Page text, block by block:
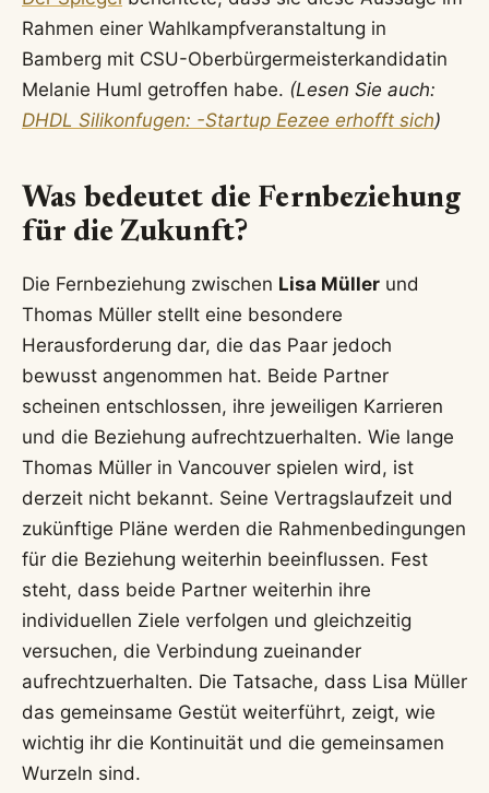
Rahmen einer Wahlkampfveranstaltung in
Bamberg mit CSU-Oberbürgermeisterkandidatin
Melanie Huml getroffen habe. (Lesen Sie auch:
DHDL Silikonfugen: -Startup Eezee erhofft sich)
Was bedeutet die Fernbeziehung
für die Zukunft?
Die Fernbeziehung zwischen Lisa Müller und
Thomas Müller stellt eine besondere
Herausforderung dar, die das Paar jedoch
bewusst angenommen hat. Beide Partner
scheinen entschlossen, ihre jeweiligen Karrieren
und die Beziehung aufrechtzuerhalten. Wie lange
Thomas Müller in Vancouver spielen wird, ist
derzeit nicht bekannt. Seine Vertragslaufzeit und
zukünftige Pläne werden die Rahmenbedingungen
für die Beziehung weiterhin beeinflussen. Fest
steht, dass beide Partner weiterhin ihre
individuellen Ziele verfolgen und gleichzeitig
versuchen, die Verbindung zueinander
aufrechtzuerhalten. Die Tatsache, dass Lisa Müller
das gemeinsame Gestüt weiterführt, zeigt, wie
wichtig ihr die Kontinuität und die gemeinsamen
Wurzeln sind.